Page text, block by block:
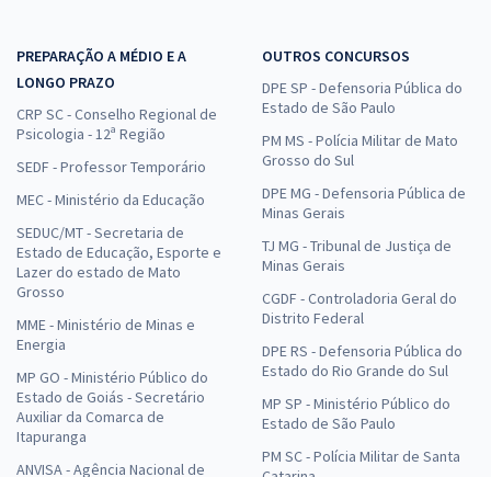
PREPARAÇÃO A MÉDIO E A
LONGO PRAZO
CRP SC - Conselho Regional de
Psicologia - 12ª Região
SEDF - Professor Temporário
MEC - Ministério da Educação
SEDUC/MT - Secretaria de
Estado de Educação, Esporte e
Lazer do estado de Mato
Grosso
MME - Ministério de Minas e
Energia
MP GO - Ministério Público do
Estado de Goiás - Secretário
Auxiliar da Comarca de
Itapuranga
ANVISA - Agência Nacional de
OUTROS CONCURSOS
DPE SP - Defensoria Pública do
Estado de São Paulo
PM MS - Polícia Militar de Mato
Grosso do Sul
DPE MG - Defensoria Pública de
Minas Gerais
TJ MG - Tribunal de Justiça de
Minas Gerais
CGDF - Controladoria Geral do
Distrito Federal
DPE RS - Defensoria Pública do
Estado do Rio Grande do Sul
MP SP - Ministério Público do
Estado de São Paulo
PM SC - Polícia Militar de Santa